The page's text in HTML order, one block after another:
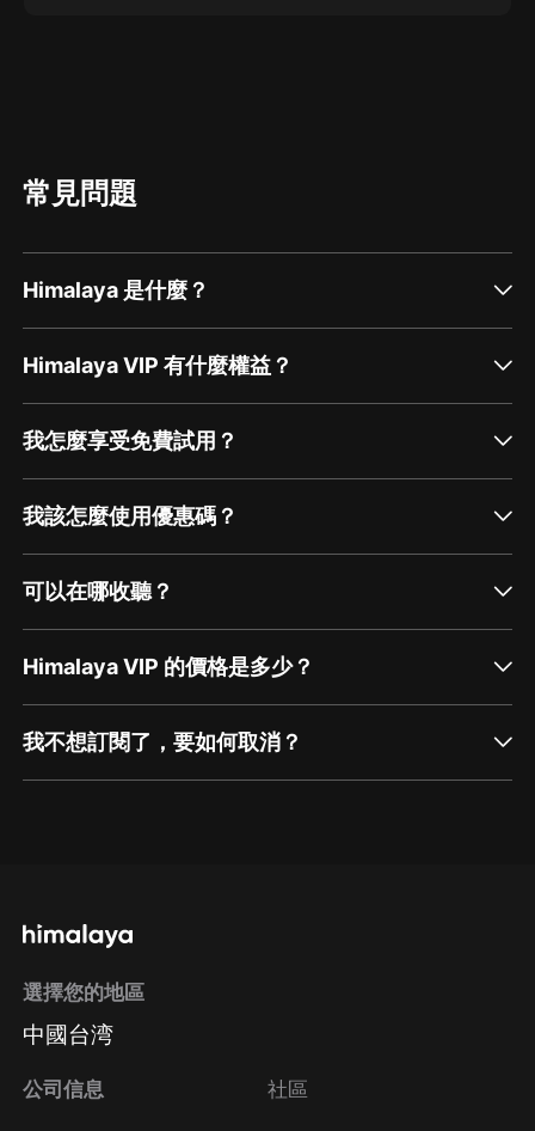
替 當 我愛上了你 如果你非要看遍所有風景 把所有
願望偷偷說給時光聽 跟我一起去去尋找特别驚喜
們最初的默契 這人海中與你相遇没有那麼容易 牽
你的手心 follow me one two three 跟我一起去去
我一起去去看遍所有風景 把所有願望偷偷說給時光
聽 跟我一起去去尋找特别驚喜 也許我就是你的命...
常見問題
Himalaya 是什麼？
Himalaya VIP 有什麼權益？
我怎麼享受免費試用？
我該怎麼使用優惠碼？
可以在哪收聽？
Himalaya VIP 的價格是多少？
我不想訂閱了，要如何取消？
方法 Google Play取消訂閱方法
選擇您的地區
中國台湾
公司信息 社區